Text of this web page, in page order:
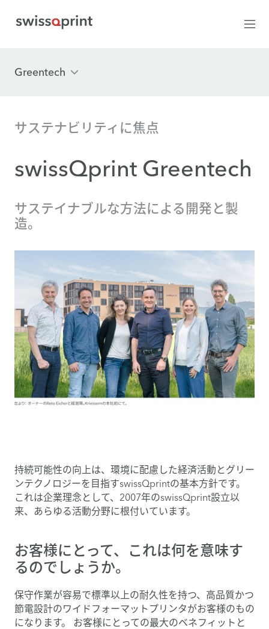
Greentech
サステナビリティに焦点
swissQprint Greentech
サステイナブルな方法による開発と製
造。
持続可能性の向上は、環境に配慮した経済活動とグリー
ンテクノロジーを目指すswissQprintの基本方針です。
これは企業理念として、2007年のswissQprint設立以
来、あらゆる活動分野に根付いています。
お客様にとって、これは何を意味す
るのでしょうか。
保守作業が容易で標準以上の耐久性を持つ、高品質かつ
節電設計のワイドフォーマットプリンタがお客様のもの
になります。 お客様にとっての最大のベネフィットと